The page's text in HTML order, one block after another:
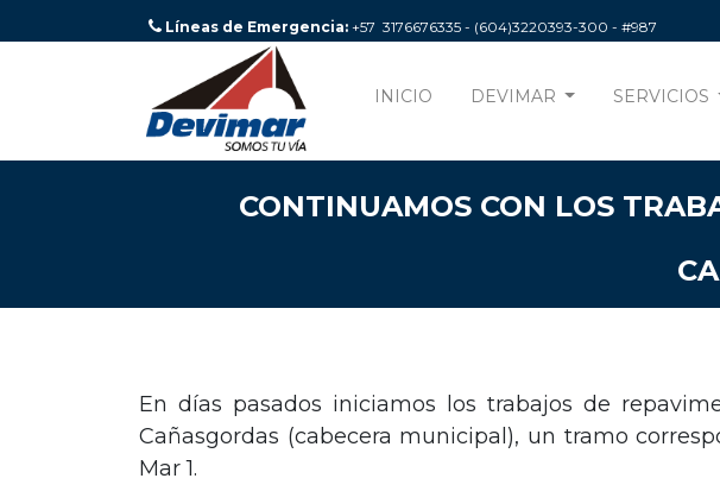
Líneas de Emergencia: +57 3176676335 - (604)3220393-300 - #987
INICIO DEVIMAR SERVICIOS
CONTINUAMOS CON LOS
En días pasados iniciamos los trabajos de
Cañasgordas (cabecera municipal), un tramo
Mar 1.